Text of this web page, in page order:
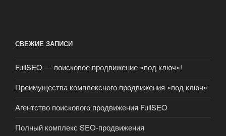
СВЕЖИЕ ЗАПИСИ
FullSEO — поисковое продвижение «под ключ»!
Преимущества комплексного продвижения «под ключ»
Агентство поискового продвижения FullSEO
Полный комплекс SEO-продвижения